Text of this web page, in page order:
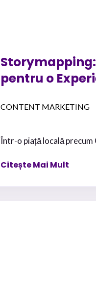
pentru o
CONTENT MARKETING
Într-o piață locală precum
Citește Mai Mult